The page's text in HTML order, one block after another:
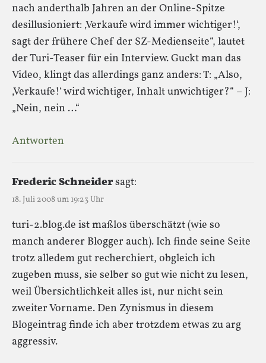
nach anderthalb Jahren an der Online-Spitze
desillusioniert: ‚Verkaufe wird immer wichtiger!‘,
sagt der frühere Chef der SZ-Medienseite“, lautet
der Turi-Teaser für ein Interview. Guckt man das
Video, klingt das allerdings ganz anders: T: „Also,
‚Verkaufe!‘ wird wichtiger, Inhalt unwichtiger?“ – J:
„Nein, nein …“
Antworten
Frederic Schneidersagt:
18. Juli 2008 um 19:23 Uhr
turi-2.blog.de ist maßlos überschätzt (wie so
manch anderer Blogger auch). Ich finde seine Seite
trotz alledem gut recherchiert, obgleich ich
zugeben muss, sie selber so gut wie nicht zu lesen,
weil Übersichtlichkeit alles ist, nur nicht sein
zweiter Vorname. Den Zynismus in diesem
Blogeintrag finde ich aber trotzdem etwas zu arg
aggressiv.